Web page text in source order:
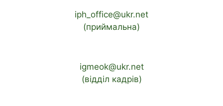
iph_office@ukr.net
(приймальна)
igmeok@ukr.net
(відділ кадрів)